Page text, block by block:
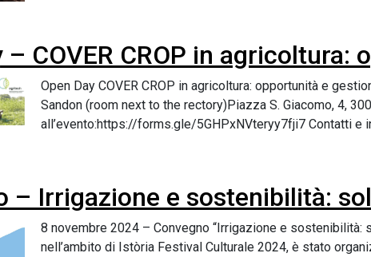
– COVER CROP in
Open Day COVER CROP in agricoltura: opportunità e
Sandon (room next to the rectory)Piazza S. Giacomo, 4,
all’evento:https://forms.gle/5GHPxNVteryy7fji7 Contatti e
– Irrigazione e sostenibilità:
8 novembre 2024 – Convegno “Irrigazione e
nell’ambito di Istòria Festival Culturale 2024, è stato